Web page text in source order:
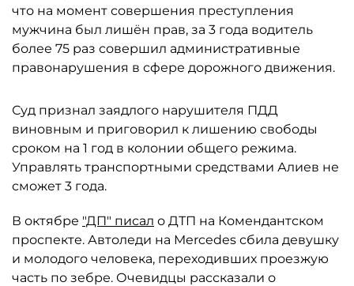
что на момент совершения преступления
мужчина был лишён прав, за 3 года водитель
более 75 раз совершил административные
правонарушения в сфере дорожного движения.
Суд признал заядлого нарушителя ПДД
виновным и приговорил к лишению свободы
сроком на 1 год в колонии общего режима.
Управлять транспортными средствами Алиев не
сможет 3 года.
В октябре "ДП" писал о ДТП на Комендантском
проспекте. Автоледи на Mercedes сбила девушку
и молодого человека, переходивших проезжую
часть по зебре. Очевидцы рассказали о